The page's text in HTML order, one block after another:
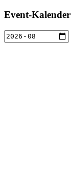
Event-Kalender